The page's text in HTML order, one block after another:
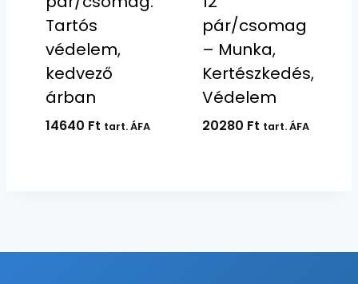
Tartós
védelem,
kedvező
árban
14640 Ft tart. ÁFA
pár/csomag
– Munka,
Kertészkedés,
Védelem
20280 Ft tart. ÁFA